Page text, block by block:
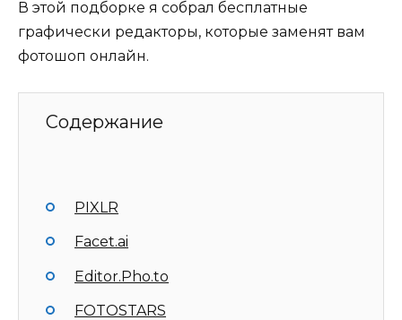
В этой подборке я собрал бесплатные
графически редакторы, которые заменят вам
фотошоп онлайн.
Содержание
PIXLR
Facet.ai
Editor.Pho.to
FOTOSTARS